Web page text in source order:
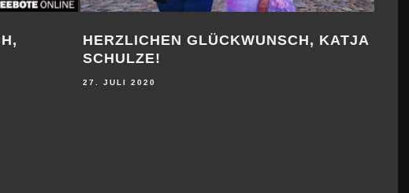
INTERVIEW MIT ANDREA CHUDAK
(SOPRANISTIN)
INTERVIEW